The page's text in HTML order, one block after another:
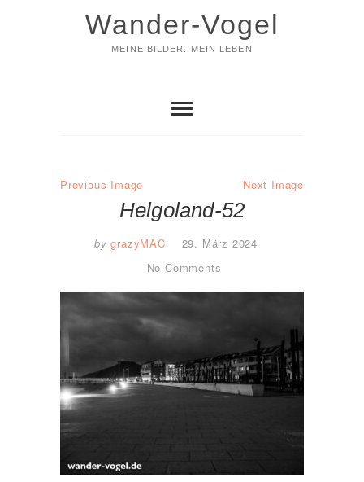
Wander-Vogel
MEINE BILDER. MEIN LEBEN
Previous Image Next Image
Helgoland-52
by grazyMAC
29. März 2024
No Comments